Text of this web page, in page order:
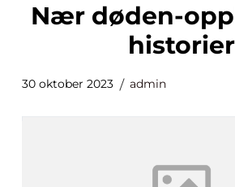
nær døden-opplevelser
historier
30 oktober 2023 admin